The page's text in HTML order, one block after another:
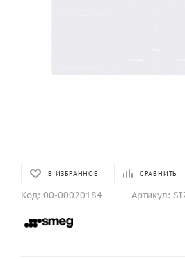
В ИЗБРАННОЕ СРАВНИТЬ
Код: 00-00020184 Артикул: